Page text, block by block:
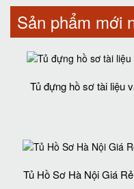
Sản phẩm mới
Tủ đựng hồ sơ tài liệu
Tủ Hồ Sơ Hà Nội Giá